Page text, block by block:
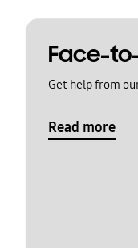
Face-
Get help from
Read more